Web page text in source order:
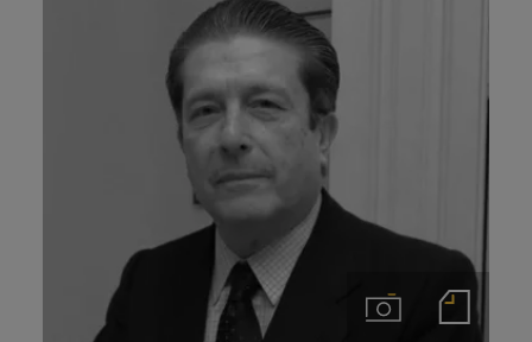
ImágenesNotas de prensa